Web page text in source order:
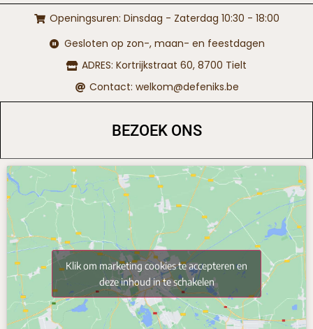
Openingsuren: Dinsdag - Zaterdag 10:30 - 18:00
Gesloten op zon-, maan- en feestdagen
ADRES: Kortrijkstraat 60, 8700 Tielt
Contact: welkom@defeniks.be
BEZOEK ONS
Klik om marketing cookies te accepteren en
deze inhoud in te schakelen